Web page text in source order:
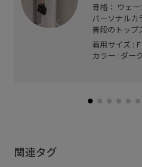
骨格： ウェー
パーソナルカ
普段のトップ
着用サイズ : F
カラー : ダー
関連タグ